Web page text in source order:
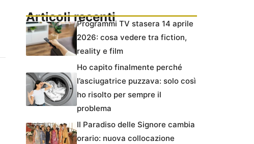
Articoli recentiProgrammi TV stasera 14 aprile
2026: cosa vedere tra fiction,
reality e film
Ho capito finalmente perché
l’asciugatrice puzzava: solo così
ho risolto per sempre il
problema
Il Paradiso delle Signore cambia
orario: nuova collocazione